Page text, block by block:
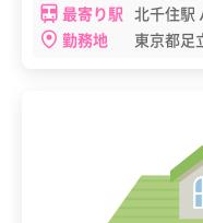
最寄り駅 北千住駅
勤務地
東京都足